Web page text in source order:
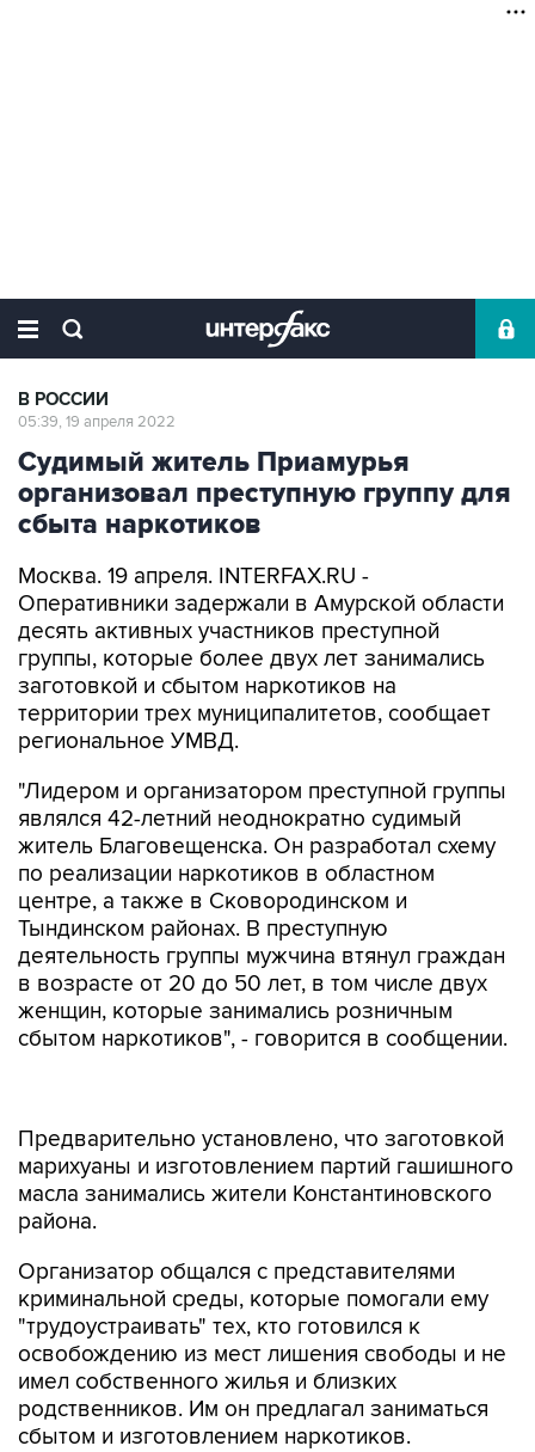
В РОССИИ
05:39, 19 апреля 2022
Судимый житель Приамурья
организовал преступную группу для
сбыта наркотиков
Москва. 19 апреля. INTERFAX.RU -
Оперативники задержали в Амурской области
десять активных участников преступной
группы, которые более двух лет занимались
заготовкой и сбытом наркотиков на
территории трех муниципалитетов, сообщает
региональное УМВД.
"Лидером и организатором преступной группы
являлся 42-летний неоднократно судимый
житель Благовещенска. Он разработал схему
по реализации наркотиков в областном
центре, а также в Сковородинском и
Тындинском районах. В преступную
деятельность группы мужчина втянул граждан
в возрасте от 20 до 50 лет, в том числе двух
женщин, которые занимались розничным
сбытом наркотиков", - говорится в сообщении.
Предварительно установлено, что заготовкой
марихуаны и изготовлением партий гашишного
масла занимались жители Константиновского
района.
Организатор общался с представителями
криминальной среды, которые помогали ему
"трудоустраивать" тех, кто готовился к
освобождению из мест лишения свободы и не
имел собственного жилья и близких
родственников. Им он предлагал заниматься
сбытом и изготовлением наркотиков.